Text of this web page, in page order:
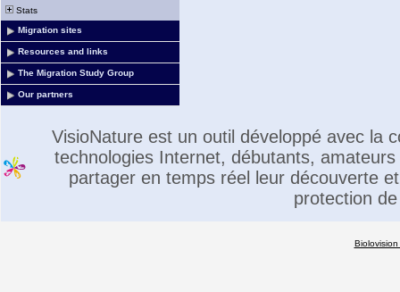
Stats
Migration sites
Resources and links
The Migration Study Group
Our partners
VisioNature est un outil développé avec la
technologies Internet, débutants,
partager en temps réel leur découverte
protection
Biolovision